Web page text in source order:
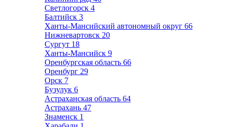
Светлогорск 4
Балтийск 3
Ханты-Мансийский автономный округ 66
Нижневартовск 20
Сургут 18
Ханты-Мансийск 9
Оренбургская область 66
Оренбург 29
Орск 7
Бузулук 6
Астраханская область 64
Астрахань 47
Знаменск 1